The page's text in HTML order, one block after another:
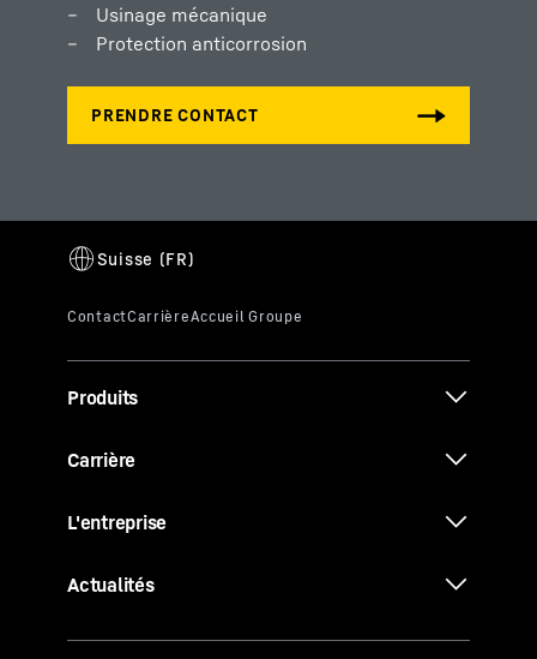
Usinage mécanique
Protection anticorrosion
Produits
Carrière
L'entreprise
Actualités